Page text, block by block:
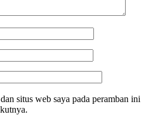
situs web saya pada peramban ini